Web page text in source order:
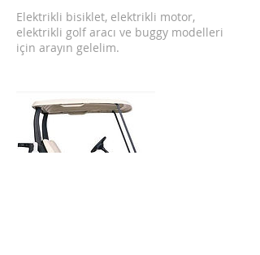
Elektrikli bisiklet, elektrikli motor,
elektrikli golf aracı ve buggy modelleri
için arayın gelelim.